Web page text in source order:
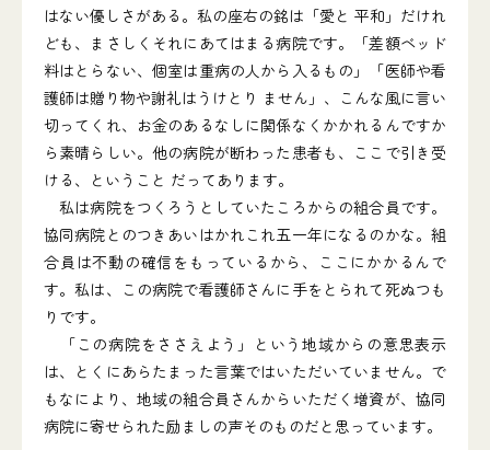
はない優しさがある。私の座右の銘は「愛と 平和」だけれ
ども、まさしくそれにあてはまる病院です。「差額ベッド
料はとらない、個室は重病の人から入るもの」「医師や看
護師は贈り物や謝礼はうけとり ません」、こんな風に言い
切ってくれ、お金のあるなしに関係なくかかれるんですか
ら素晴らしい。他の病院が断わった患者も、ここで引き受
ける、ということ だってあります。
私は病院をつくろうとしていたころからの組合員です。
協同病院とのつきあいはかれこれ五一年になるのかな。組
合員は不動の確信をもっているから、ここにかかるんで
す。私は、この病院で看護師さんに手をとられて死ぬつも
りです。
「この病院をささえよう」という地域からの意思表示
は、とくにあらたまった言葉ではいただいていません。で
もなにより、地域の組合員さんからいただく増資が、協同
病院に寄せられた励ましの声そのものだと思っています。